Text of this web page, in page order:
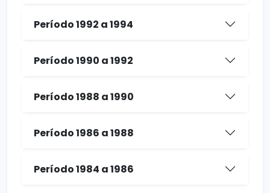
Período 1992 a 1994
Período 1990 a 1992
Período 1988 a 1990
Período 1986 a 1988
Período 1984 a 1986